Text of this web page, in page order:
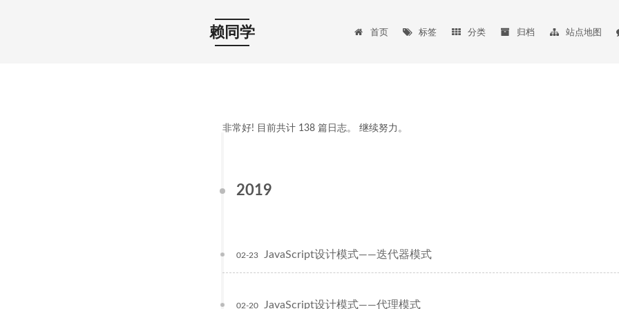
赖同学 首页 标签 分类 归档 站点地图
非常好! 目前共计 138 篇日志。 继续努力。
2019
JavaScript设计模式——迭代器模式
02-23
JavaScript设计模式——代理模式
02-20